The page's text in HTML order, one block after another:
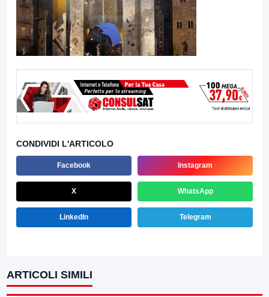
CONDIVIDI L'ARTICOLO
Facebook Instagram
X WhatsApp
LinkedIn Telegram
ARTICOLI SIMILI